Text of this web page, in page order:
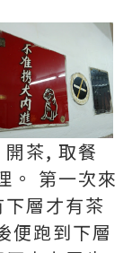
茶, 取餐
。 第一次來
層才有茶
便跑到下層